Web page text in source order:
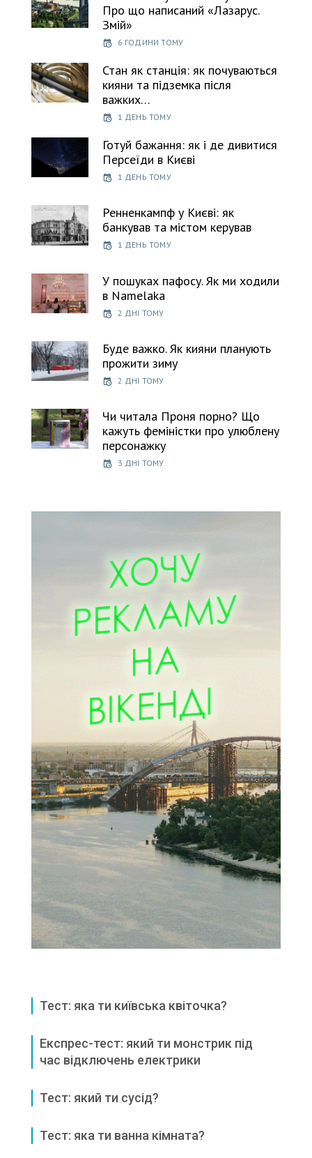
Про що написаний «Лазарус.
Змій»
6 ГОДИНИ ТОМУ
Стан як станція: як почуваються
кияни та підземка після
важких…
1 ДЕНЬ ТОМУ
Готуй бажання: як і де дивитися
Персеїди в Києві
1 ДЕНЬ ТОМУ
Ренненкампф у Києві: як
банкував та містом керував
1 ДЕНЬ ТОМУ
У пошуках пафосу. Як ми ходили
в Namelaka
2 ДНІ ТОМУ
Буде важко. Як кияни планують
прожити зиму
2 ДНІ ТОМУ
Чи читала Проня порно? Що
кажуть феміністки про улюблену
персонажку
3 ДНІ ТОМУ
Тест: яка ти київська квіточка?
Експрес-тест: який ти монстрик під
час відключень електрики
Тест: який ти сусід?
Тест: яка ти ванна кімната?